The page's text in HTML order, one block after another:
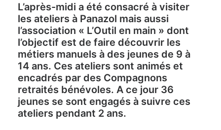
L’après-midi a été consacré à visiter
les ateliers à Panazol mais aussi
l’association « L’Outil en main » dont
l’objectif est de faire découvrir les
métiers manuels à des jeunes de 9 à
14 ans. Ces ateliers sont animés et
encadrés par des Compagnons
retraités bénévoles. A ce jour 36
jeunes se sont engagés à suivre ces
ateliers pendant 2 ans.